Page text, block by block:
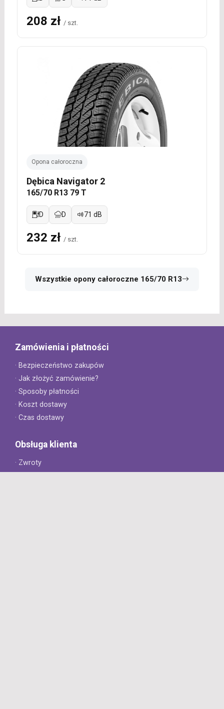
208 zł / szt.
Opona całoroczna
Dębica Navigator 2
165/70 R13 79 T
D D 71 dB
232 zł / szt.
Wszystkie opony całoroczne 165/70 R13
Zamówienia i płatności
· Bezpieczeństwo zakupów
· Jak złożyć zamówienie?
· Sposoby płatności
· Koszt dostawy
· Czas dostawy
Obsługa klienta
· Zwroty